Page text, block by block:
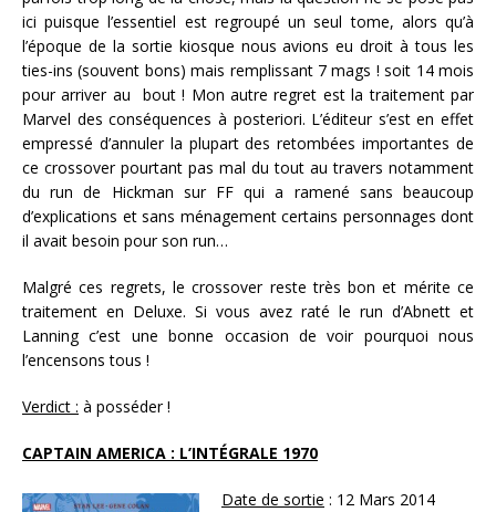
ici puisque l’essentiel est regroupé un seul tome, alors qu’à
l’époque de la sortie kiosque nous avions eu droit à tous les
ties-ins (souvent bons) mais remplissant 7 mags ! soit 14 mois
pour arriver au bout ! Mon autre regret est la traitement par
Marvel des conséquences à posteriori. L’éditeur s’est en effet
empressé d’annuler la plupart des retombées importantes de
ce crossover pourtant pas mal du tout au travers notamment
du run de Hickman sur FF qui a ramené sans beaucoup
d’explications et sans ménagement certains personnages dont
il avait besoin pour son run…
Malgré ces regrets, le crossover reste très bon et mérite ce
traitement en Deluxe. Si vous avez raté le run d’Abnett et
Lanning c’est une bonne occasion de voir pourquoi nous
l’encensons tous !
Verdict : à posséder !
CAPTAIN AMERICA : L’INTÉGRALE 1970
Date de sortie : 12 Mars 2014